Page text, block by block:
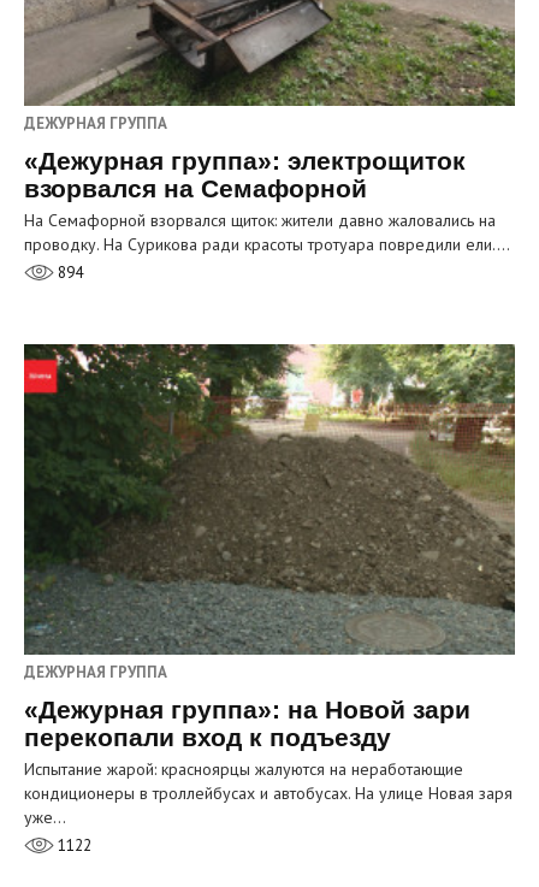
ДЕЖУРНАЯ ГРУППА
«Дежурная группа»: электрощиток
взорвался на Семафорной
На Семафорной взорвался щиток: жители давно жаловались на
проводку. На Сурикова ради красоты тротуара повредили ели.…
894
ДЕЖУРНАЯ ГРУППА
«Дежурная группа»: на Новой зари
перекопали вход к подъезду
Испытание жарой: красноярцы жалуются на неработающие
кондиционеры в троллейбусах и автобусах. На улице Новая заря
уже…
1122